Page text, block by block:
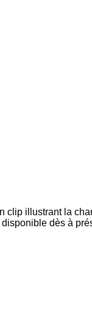
clip illustrant la
disponible dès à